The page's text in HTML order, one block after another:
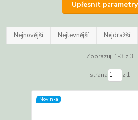
Upřesnit parametry
Nejnovější Nejlevnější Nejdražší
Zobrazuji 1-3 z 3
strana z 1
Novinka